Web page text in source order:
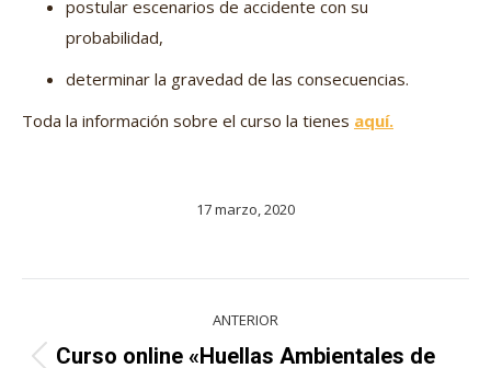
postular escenarios de accidente con su
probabilidad,
determinar la gravedad de las consecuencias.
Toda la información sobre el curso la tienes aquí.
17 marzo, 2020
entre
ANTERIOR
Curso online «Huellas Ambientales de